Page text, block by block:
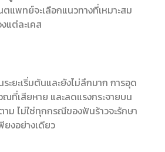
แพทย์จะเลือกแนวทางที่เหมาะสม
แต่ละเคส
ะยะเริ่มต้นและยังไม่ลึกมาก การอุด
ที่เสียหาย และลดแรงกระจายบน
าม ไม่ใช่ทุกกรณีของฟันร้าวจะรักษา
งอย่างเดียว